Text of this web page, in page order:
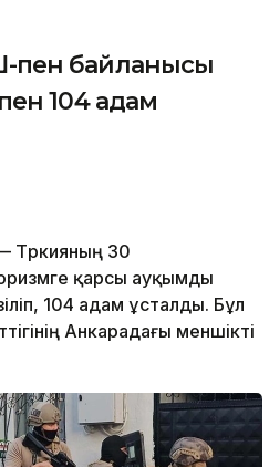
пен байланысы
104 адам
Түркияның 30
қарсы ауқымды
104 адам ұсталды. Бұл
Анкарадағы меншікті